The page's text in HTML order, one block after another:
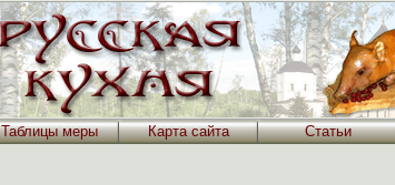
Таблицы меры Карта сайта Статьи